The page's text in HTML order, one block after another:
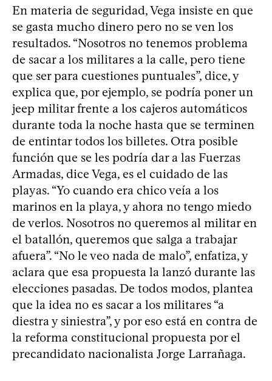
En materia de seguridad, Vega insiste en que
se gasta mucho dinero pero no se ven los
resultados. “Nosotros no tenemos problema
de sacar a los militares a la calle, pero tiene
que ser para cuestiones puntuales”, dice, y
explica que, por ejemplo, se podría poner un
jeep militar frente a los cajeros automáticos
durante toda la noche hasta que se terminen
de entintar todos los billetes. Otra posible
función que se les podría dar a las Fuerzas
Armadas, dice Vega, es el cuidado de las
playas. “Yo cuando era chico veía a los
marinos en la playa, y ahora no tengo miedo
de verlos. Nosotros no queremos al militar en
el batallón, queremos que salga a trabajar
afuera”. “No le veo nada de malo”, enfatiza, y
aclara que esa propuesta la lanzó durante las
elecciones pasadas. De todos modos, plantea
que la idea no es sacar a los militares “a
diestra y siniestra”, y por eso está en contra de
la reforma constitucional propuesta por el
precandidato nacionalista Jorge Larrañaga.